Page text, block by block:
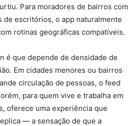
Para moradores de bairros com
de escritórios, o app naturalmente
rotinas geográficas compatíveis.
é que depende de densidade de
Em cidades menores ou bairros
circulação de pessoas, o feed
para quem vive e trabalha em
oferece uma experiência que
— a sensação de que a